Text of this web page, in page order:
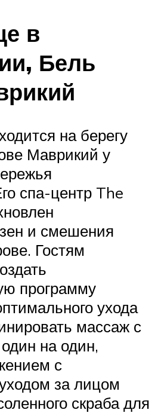
в
Бель
на берегу
Маврикий у
спа-центр The
и смешения
Гостям
программу
ухода
массаж с
на один,
с
за лицом
скраба для